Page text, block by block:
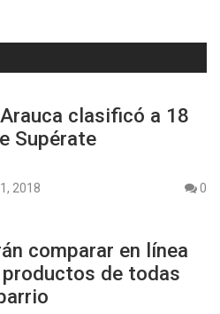
clasificó a 18
Supérate
2018 0
comparar en línea
de todas